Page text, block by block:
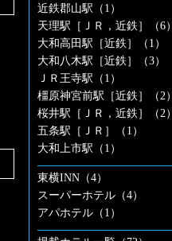
近鉄郡山駅（1）
天理駅［ＪＲ，近鉄］（6）
大和高田駅［近鉄］（1）
大和八木駅［近鉄］（3）
ＪＲ王寺駅（1）
橿原神宮前駅［近鉄］（2）
桜井駅［ＪＲ，近鉄］（2）
五条駅［ＪＲ］（1）
大和上市駅（1）
東横INN（4）
スーパーホテル（4）
アパホテル（1）